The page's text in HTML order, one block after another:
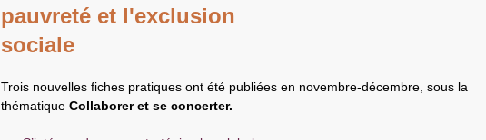
pauvreté et l'exclusion
sociale
Trois nouvelles fiches pratiques ont été publiées en novembre-décembre, sous la
thématique Collaborer et se concerter.